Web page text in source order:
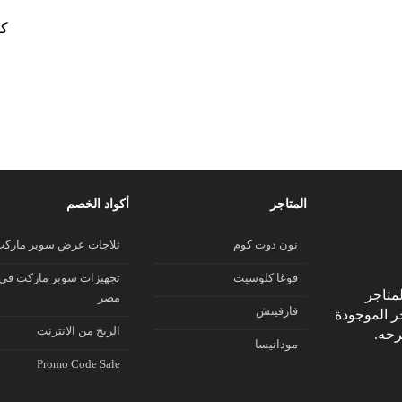
الموجودة
المتاجر
نون دوت كوم
فوغا كلوسيت
فارفيتش
مودانيسا
أكواد الخصم
ثلاجات عرض سوبر
تجهيزات سوبر ماركت في
مصر
الريح من الانترنت
Promo Code Sale